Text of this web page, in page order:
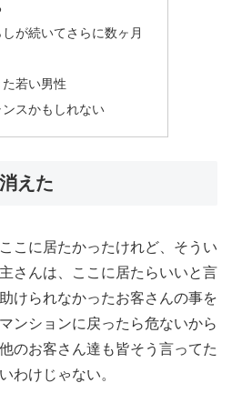
が続いてさらに数ヶ月
た若い男性
スかもしれない
消えた
こに居たかったけれど、そうい
さんは、ここに居たらいいと言
けられなかったお客さんの事を
ンションに戻ったら危ないから
のお客さん達も皆そう言ってた
わけじゃない。